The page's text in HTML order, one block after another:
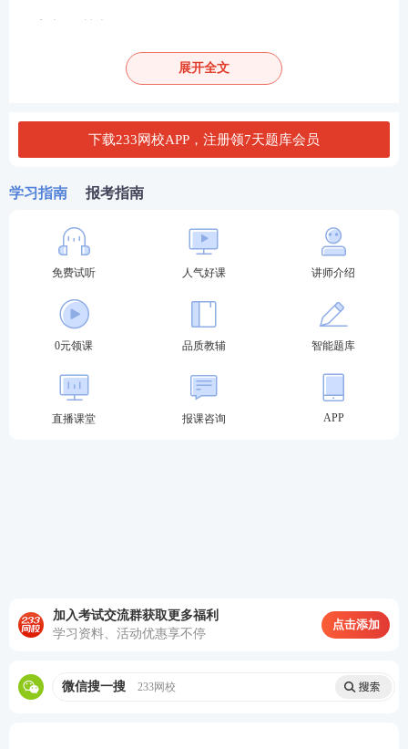
B.加减法：乘除法
D.百分比：百分率
24、有研究人员认为，胶原蛋白保持皮肤年轻的说法
并不科学，他们认为，皮肤得以保持年轻应归功于表
皮干细胞。哺乳动物的表皮细胞会持续更新，新细胞
来源于表皮干细胞。这些干细胞会通过一种特定分化
的多元蛋白结构---半桥粒附着在基膜上。表皮干细胞
会不断复制分化，产生新细胞，取代受损的老细胞，
这一更新有利于维持皮肤的年轻，因此表皮干细胞的
D.胶原蛋白的表达在不同干细胞之间存在很大差异
查看答案
展开全文
下载233网校APP，注册领7天题库会员
学习指南 报考指南
免费试听 人气好课 讲师介绍
0元领课 品质教辅 智能题库
直播课堂 报课咨询 APP
加入考试交流群获取更多福利
学习资料、活动优惠享不停
点击添加
微信搜一搜 233网校